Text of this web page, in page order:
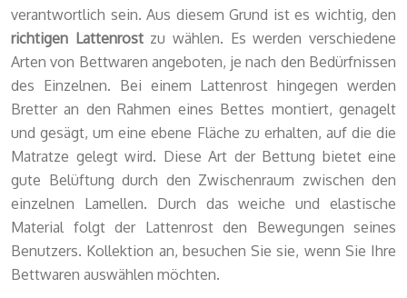
verantwortlich sein. Aus diesem Grund ist es wichtig, den
richtigen Lattenrostzu wählen. Es werden verschiedene
Arten von Bettwaren angeboten, je nach den Bedürfnissen
des Einzelnen. Bei einem Lattenrost hingegen werden
Bretter an den Rahmen eines Bettes montiert, genagelt
und gesägt, um eine ebene Fläche zu erhalten, auf die die
Matratze gelegt wird. Diese Art der Bettung bietet eine
gute Belüftung durch den Zwischenraum zwischen den
einzelnen Lamellen. Durch das weiche und elastische
Material folgt der Lattenrost den Bewegungen seines
Benutzers. Kollektion an, besuchen Sie sie, wenn Sie Ihre
Bettwaren auswählen möchten.